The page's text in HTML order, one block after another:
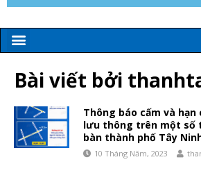
Bài viết bởi
Thông báo cấm và
lưu thông trên một số
bàn thành phố Tây
10 Tháng Năm, 2023